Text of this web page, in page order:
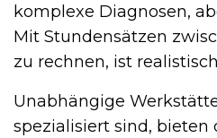
komplexe Diagnosen,
Mit Stundensätzen
zu rechnen, ist
Unabhängige
spezialisiert sind, bieten